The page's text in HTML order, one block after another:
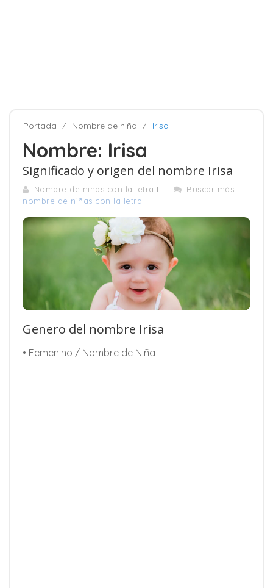
Portada Nombre de niña Irisa
Nombre: Irisa
Significado y origen del nombre Irisa
Nombre de niñas con la letra I
Buscar más
nombre de niñas con la letra I
Genero del nombre Irisa
• Femenino / Nombre de Niña